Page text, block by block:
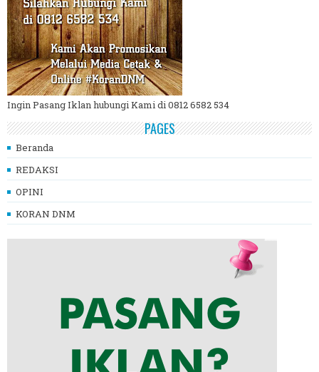
Ingin Pasang Iklan hubungi Kami di 0812 6582 534
PAGES
Beranda
REDAKSI
OPINI
KORAN DNM